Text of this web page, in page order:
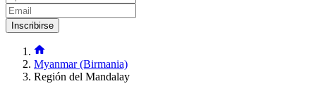
Inscribirse
Myanmar (Birmania)
Región del Mandalay